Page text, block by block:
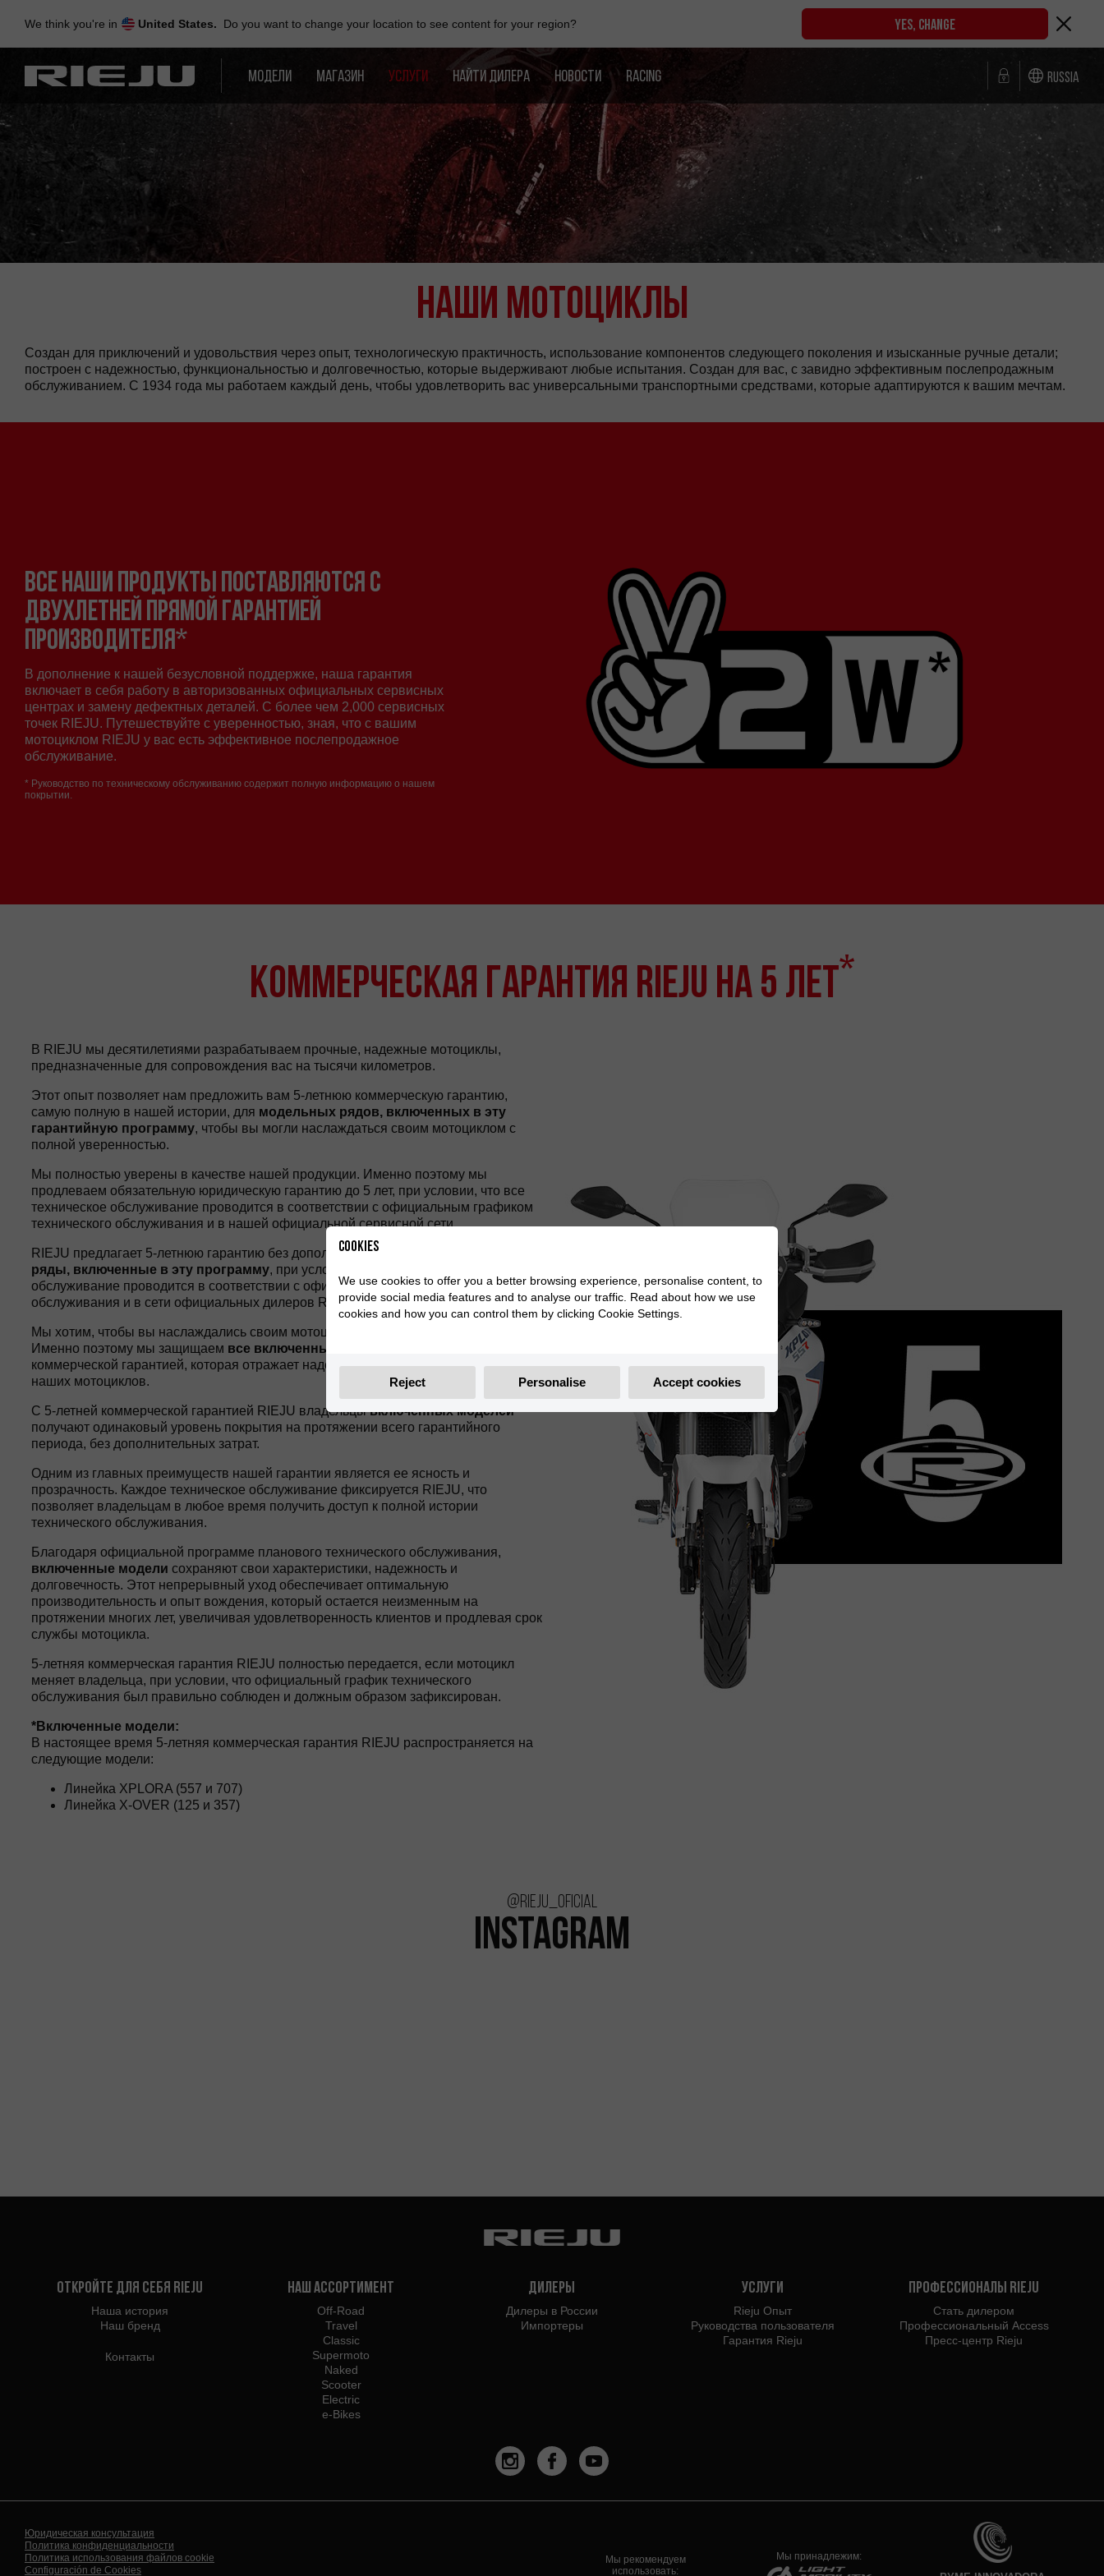
content
We think you're in United States. Do you want to change your location to see content for your region? YES, CHANGE
МОДЕЛИ МАГАЗИН УСЛУГИ НАЙТИ ДИЛЕРА НОВОСТИ RACING Russia
Наши мотоциклы
Создан для приключений и удовольствия через опыт, технологическую практичность, использование компонентов следующего поколения и изысканные ручные детали;
построен с надежностью, функциональностью и долговечностью, которые выдерживают любые испытания. Создан для вас, с завидно эффективным послепродажным
обслуживанием. С 1934 года мы работаем каждый день, чтобы удовлетворить вас универсальными транспортными средствами, которые адаптируются к вашим мечтам.
ВСЕ НАШИ ПРОДУКТЫ ПОСТАВЛЯЮТСЯ С
ДВУХЛЕТНЕЙ ПРЯМОЙ ГАРАНТИЕЙ
ПРОИЗВОДИТЕЛЯ*
В дополнение к нашей безусловной поддержке, наша гарантия
включает в себя работу в авторизованных официальных сервисных
центрах и замену дефектных деталей. С более чем 2,000 сервисных
точек RIEJU. Путешествуйте с уверенностью, зная, что с вашим
мотоциклом RIEJU у вас есть эффективное послепродажное
обслуживание.
* Руководство по техническому обслуживанию содержит полную информацию о нашем
покрытии.
КОММЕРЧЕСКАЯ ГАРАНТИЯ RIEJU НА 5 ЛЕТ*
В RIEJU мы десятилетиями разрабатываем прочные, надежные мотоциклы,
предназначенные для сопровождения вас на тысячи километров.
Этот опыт позволяет нам предложить вам 5-летнюю коммерческую гарантию,
самую полную в нашей истории, для модельных рядов, включенных в эту
гарантийную программу, чтобы вы могли наслаждаться своим мотоциклом с
полной уверенностью.
Мы полностью уверены в качестве нашей продукции. Именно поэтому мы
продлеваем обязательную юридическую гарантию до 5 лет, при условии, что все
техническое обслуживание проводится в соответствии с официальным графиком
технического обслуживания и в нашей официальной сервисной сети.
RIEJU предлагает 5-летнюю гарантию без дополнительных затрат на
ряды, включенные в эту программу, при условии, что техническое
обслуживание проводится в соответствии с официальным графиком технического
обслуживания и в сети официальных дилеров RIEJU.
Мы хотим, чтобы вы наслаждались своим мотоциклом с полной уверенностью.
Именно поэтому мы защищаем все включенные модели
коммерческой гарантией, которая отражает надежность, качество и долговечность
наших мотоциклов.
С 5-летней коммерческой гарантией RIEJU владельцывключенных моделей*
получают одинаковый уровень покрытия на протяжении всего гарантийного
периода, без дополнительных затрат.
Одним из главных преимуществ нашей гарантии является ее ясность и
прозрачность. Каждое техническое обслуживание фиксируется RIEJU, что
позволяет владельцам в любое время получить доступ к полной истории
технического обслуживания.
Благодаря официальной программе планового технического обслуживания,
включенные модели сохраняют свои характеристики, надежность и
долговечность. Этот непрерывный уход обеспечивает оптимальную
производительность и опыт вождения, который остается неизменным на
протяжении многих лет, увеличивая удовлетворенность клиентов и продлевая срок
службы мотоцикла.
5-летняя коммерческая гарантия RIEJU полностью передается, если мотоцикл
меняет владельца, при условии, что официальный график технического
обслуживания был правильно соблюден и должным образом зафиксирован.
*Включенные модели:
В настоящее время 5-летняя коммерческая гарантия RIEJU распространяется на
следующие модели:
Линейка XPLORA (557 и 707)
Линейка X-OVER (125 и 357)
@rieju_oficial
INSTAGRAM
Откройте для себя Rieju
Наша история
Наш бренд
Контакты
Наш ассортимент
Off-Road
Travel
Classic
Supermoto
Naked
Scooter
Electric
e-Bikes
Дилеры
Дилеры в России
Импортеры
Услуги
Rieju Опыт
Руководства пользователя
Гарантия Rieju
Профессионалы Rieju
Стать дилером
Профессиональный Access
Пресс-центр Rieju
Мы рекомендуем
использовать:
Мы принадлежим:
Юридическая консультация
Политика конфиденциальности
Политика использования файлов cookie
Configuración de Cookies
Cookies
We use cookies to offer you a better browsing experience, personalise content, to
provide social media features and to analyse our traffic. Read about how we use
cookies and how you can control them by clicking Cookie Settings.
Reject Personalise Accept cookies